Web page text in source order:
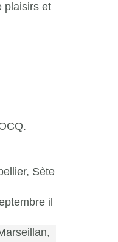
plaisirs et
Sète
il